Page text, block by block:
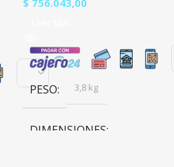
PESO 3,8 kg
DIMENSIONES